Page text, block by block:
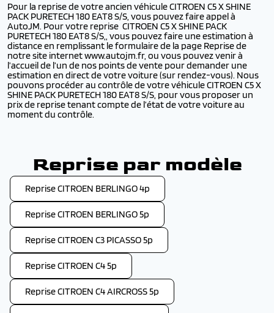
Pour la reprise de votre ancien véhicule CITROEN C5 X SHINE
PACK PURETECH 180 EAT8 S/S, vous pouvez faire appel à
AutoJM. Pour votre reprise CITROEN C5 X SHINE PACK
PURETECH 180 EAT8 S/S,, vous pouvez faire une estimation à
distance en remplissant le formulaire de la page Reprise de
notre site internet www.autojm.fr, ou vous pouvez venir à
l’accueil de l’un de nos points de vente pour demander une
estimation en direct de votre voiture (sur rendez-vous). Nous
pouvons procéder au contrôle de votre véhicule CITROEN C5 X
SHINE PACK PURETECH 180 EAT8 S/S, pour vous proposer un
prix de reprise tenant compte de l’état de votre voiture au
moment du contrôle.
Reprise par modèle
Reprise CITROEN BERLINGO 4p
Reprise CITROEN BERLINGO 5p
Reprise CITROEN C3 PICASSO 5p
Reprise CITROEN C4 5p
Reprise CITROEN C4 AIRCROSS 5p